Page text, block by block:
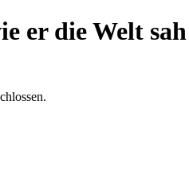
er die Welt sah